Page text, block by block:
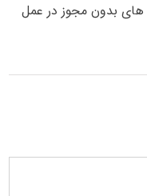
بدون مجوز در عمل